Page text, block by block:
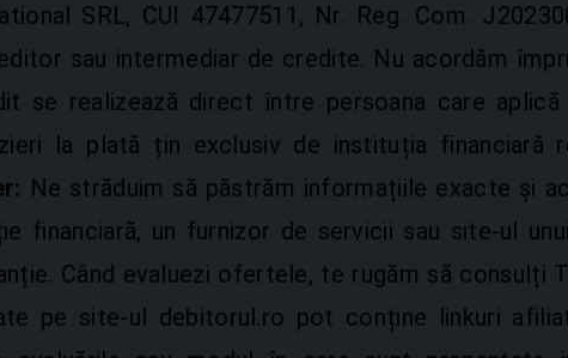
SRL, CUI 47477511, Nr. Reg. Com.
sau intermediar de credite. Nu acordăm
se realizează direct între persoana care
la plată țin exclusiv de instituția financiară
Ne străduim să păstrăm informațiile exacte și
un furnizor de servicii sau site-ul
Când evaluezi ofertele, te rugăm să consulți
pe site-ul debitorul.ro pot conține linkuri